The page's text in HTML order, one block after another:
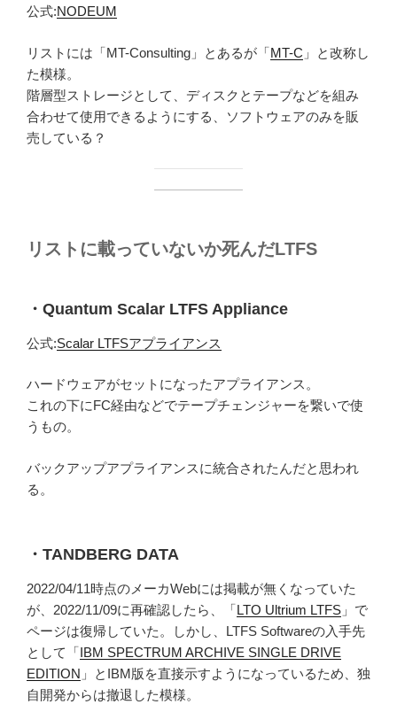
公式:NODEUM
リストには「MT-Consulting」とあるが「MT-C 」と改称し
た模様。
階層型ストレージとして、ディスクとテープなどを組み
合わせて使用できるようにする、ソフトウェアのみを販
売している？
リストに載っていないか死んだLTFS
・Quantum Scalar LTFS Appliance
公式:Scalar LTFSアプライアンス
ハードウェアがセットになったアプライアンス。
これの下にFC経由などでテープチェンジャーを繋いで使
うもの。
バックアップアプライアンスに統合されたんだと思われ
る。
・TANDBERG DATA
2022/04/11時点のメーカWebには掲載が無くなっていた
が、2022/11/09に再確認したら、「LTO Ultrium LTFS 」で
ページは復帰していた。しかし、LTFS Softwareの入手先
として「IBM SPECTRUM ARCHIVE SINGLE DRIVE
EDITION 」とIBM版を直接示すようになっているため、独
自開発からは撤退した模様。